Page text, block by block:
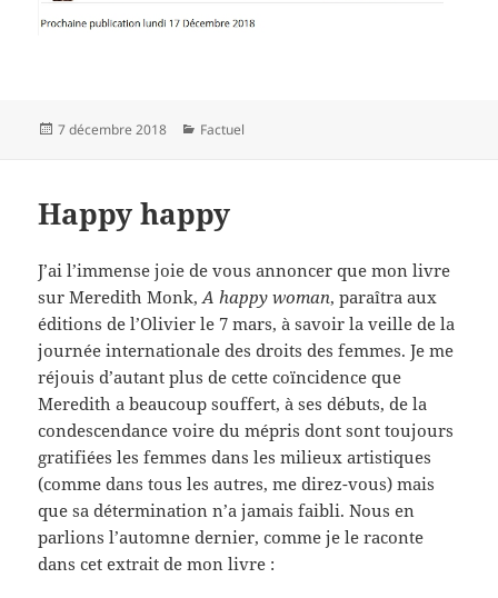
Publié
7 décembre 2018 Catégories
Factuel
Happy happy
J’ai l’immense joie de vous annoncer que mon livre
sur Meredith Monk,A happy woman, paraîtra aux
éditions de l’Olivier le 7 mars, à savoir la veille de la
journée internationale des droits des femmes. Je me
réjouis d’autant plus de cette coïncidence que
Meredith a beaucoup souffert, à ses débuts, de la
condescendance voire du mépris dont sont toujours
gratifiées les femmes dans les milieux artistiques
(comme dans tous les autres, me direz-vous) mais
que sa détermination n’a jamais faibli. Nous en
parlions l’automne dernier, comme je le raconte
dans cet extrait de mon livre :